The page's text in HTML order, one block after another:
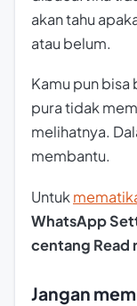
akan tahu
atau belum.
Kamu pun
pura tidak
melihatnya.
membantu.
Untuk
WhatsApp
centang Read
Jangan